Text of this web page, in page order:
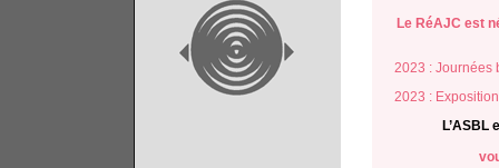
Le RéAJC est
2023 : Journées
2023 :
L’ASBL